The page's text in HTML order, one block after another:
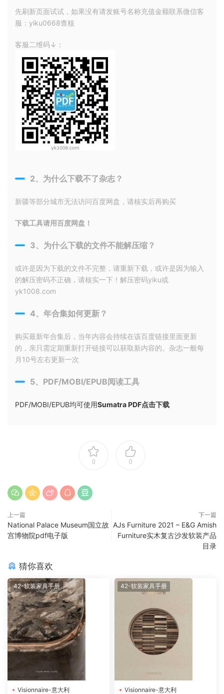
先刷新页面试试，如果没有请发账号名称充值金额联系微信客
服：yiku0668查核
客服二维码↓：
2、为什么下载不了杂志？
新疆等部分城市无法访问百度网盘，请核实后再购买
下载工具请用百度网盘！
3、为什么下载的文件不能解压缩？
或许是因为下载的文件不完整，请重新下载，或许是因为输入
的解压密码不正确，请核实一下！解压密码yiku或
yk1008.com
4、年合集如何更新？
购买最新年合集后，当年内容会持续在该百度链接里面更新
的，亲只需定期重新打开链接可以获取新内容的。杂志一般每
月10号左右更新一次
5、PDF/MOBI/EPUB阅读工具
PDF/MOBI/EPUB均可使用Sumatra PDF点击下载
0 0
上一篇
National Palace Museum国立故
宫博物院pdf电子版
下一篇
AJs Furniture 2021 – E&G Amish
Furniture实木复古沙发软装产品
目录
猜你喜欢
42-软装家具手册
Visionnaire-意大利
42-软装家具手册
Visionnaire-意大利